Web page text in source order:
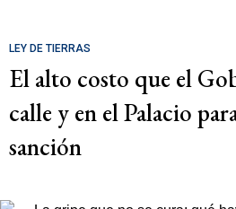
LEY DE TIERRAS
El alto costo que el
calle y en el Palacio
sanción